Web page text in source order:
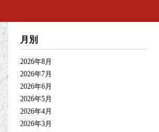
月別
2026年8月
2026年7月
2026年6月
2026年5月
2026年4月
2026年3月